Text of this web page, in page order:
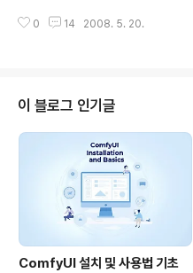
싶으시면 여기를 눌러보세요. 다음은 콩
술을 이용하고 있는데, 현재로서는 이렇
우려가 높다는 ZDNet Korea의 기사도
지난 4월에 이탈리아 밀란에서 촬영된
사진입니다. 여기와 여기를 눌러보시면
수 있습니다. (이와 관련된 내용은 구글
법을 읽어보시기 바랍니다.) ==== 그런
전문가들은 이 차량..
0 14 2008. 5. 20.
이 블로그 인기글
ComfyUI 설치 및 사용법 기초